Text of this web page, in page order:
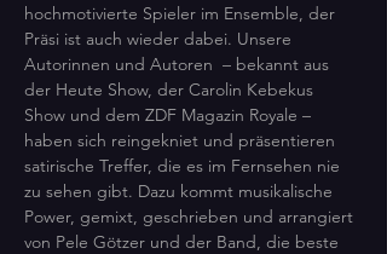
hochmotivierte Spieler im Ensemble, der
Präsi ist auch wieder dabei. Unsere
Autorinnen und Autoren  – bekannt aus
der Heute Show, der Carolin Kebekus
Show und dem ZDF Magazin Royale –
haben sich reingekniet und präsentieren
satirische Treffer, die es im Fernsehen nie
zu sehen gibt. Dazu kommt musikalische
Power, gemixt, geschrieben und arrangiert
von Pele Götzer und der Band, die beste